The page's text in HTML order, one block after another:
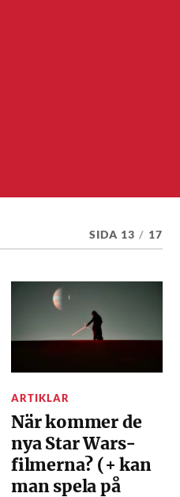
SIDA 13 / 17
ARTIKLAR
När kommer de
nya Star Wars-
filmerna? (+ kan
man spela på